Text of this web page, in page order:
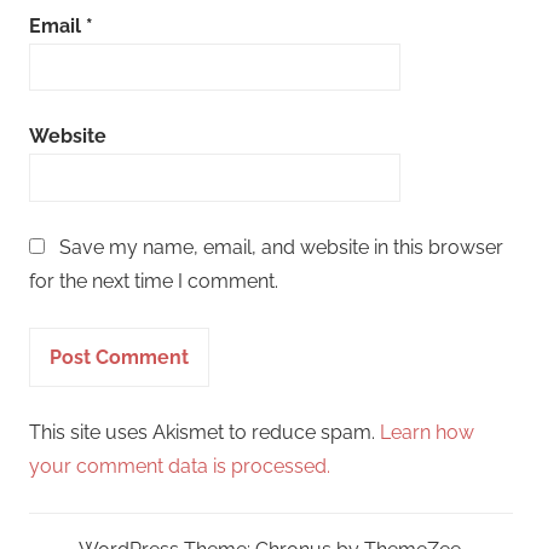
Email *
Website
Save my name, email, and website in this browser
for the next time I comment.
This site uses Akismet to reduce spam. Learn how
your comment data is processed.